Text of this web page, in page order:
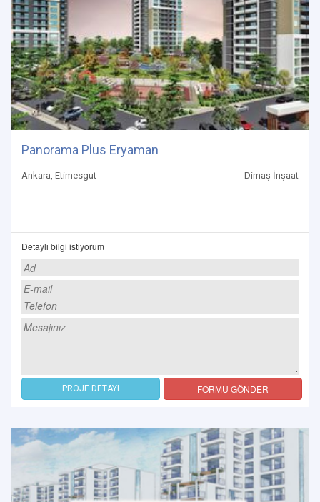
Panorama Plus Eryaman
Ankara, Etimesgut Dimaş İnşaat
Detaylı bilgi istiyorum
PROJE DETAYI FORMU GÖNDER